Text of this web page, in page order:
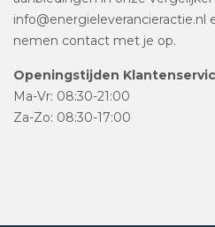
info@energieleverancieractie.nl
nemen contact met je op.
Openingstijden
Ma-Vr: 08:30-21:00
Za-Zo: 08:30-17:00